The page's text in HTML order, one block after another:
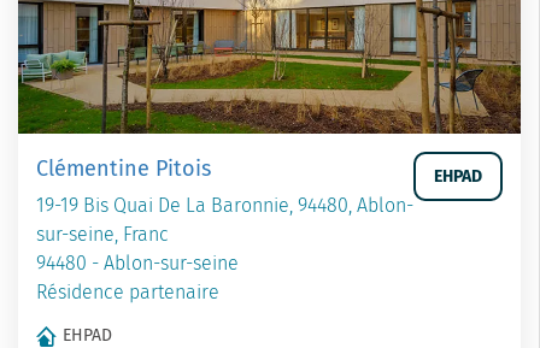
Clémentine Pitois
19-19 Bis Quai De La Baronnie, 94480, Ablon-
sur-seine, Franc
94480 - Ablon-sur-seine
Résidence partenaire
EHPAD
EHPAD